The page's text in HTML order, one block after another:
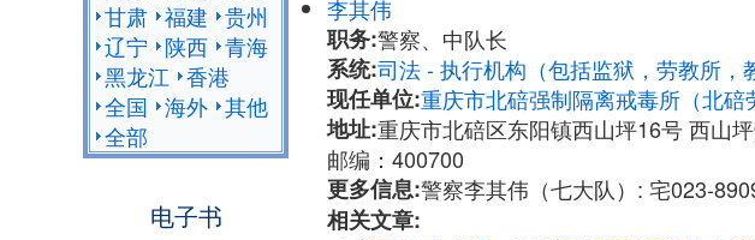
甘肃 福建 贵州
辽宁
陕西 青海
黑龙江 香港
全国 海外 其他
全部
电子书
李其伟
职务:警察、中队长
系统:司法 - 执行机构（包括监狱，劳教所，
现任单位:重庆市北碚强制隔离戒毒所（北碚
地址:重庆市北碚区东阳镇西山坪16号 西山
邮编：400700
更多信息:警察李其伟（七大队）: 宅023-
相关文章: